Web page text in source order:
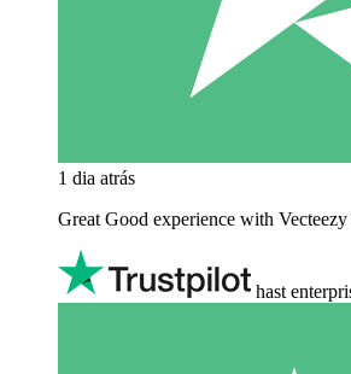
1 dia atrás
Great Good experience with
hast